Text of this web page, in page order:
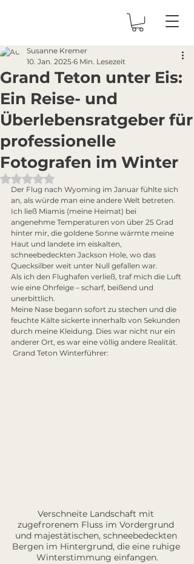
Grand Teton unter Eis:
Ein Reise- und
Überlebensratgeber für
professionelle
Fotografen im Winter
Susanne Kremer
10. Jan. 2025 6 Min. Lesezeit
Mit NaN von 5 Sternen bewertet.
Der Flug nach Wyoming im Januar fühlte sich
an, als würde man eine andere Welt betreten.
Ich ließ Miamis (meine Heimat) bei
angenehme Temperaturen von über 25 Grad
hinter mir, die goldene Sonne wärmte meine
Haut und landete im eiskalten,
schneebedeckten Jackson Hole, wo das
Quecksilber weit unter Null gefallen war.
Als ich den Flughafen verließ, traf mich die Luft
wie eine Ohrfeige – scharf, beißend und
unerbittlich.
Meine Nase begann sofort zu stechen und die
feuchte Kälte sickerte innerhalb von Sekunden
durch meine Kleidung. Dies war nicht nur ein
anderer Ort, es war eine völlig andere Realität.
Grand Teton Winterführer:
Verschneite Landschaft mit
zugefrorenem Fluss im Vordergrund
und majestätischen, schneebedeckten
Bergen im Hintergrund, die eine ruhige
Winterstimmung einfangen.